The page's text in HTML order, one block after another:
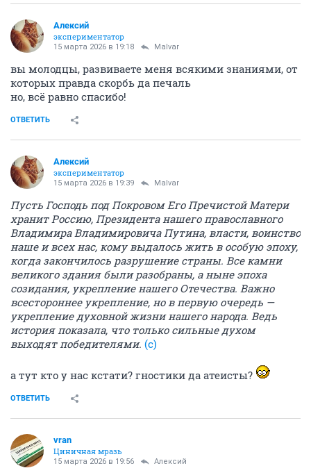
Алексий
экспериментатор
15 марта 2026 в 19:18 Malvar
вы молодцы, развиваете меня всякими знаниями, от
которых правда скорбь да печаль
но, всё равно спасибо!
ОТВЕТИТЬ
Алексий
экспериментатор
15 марта 2026 в 19:39 Malvar
Пусть Господь под Покровом Его Пречистой Матери
хранит Россию, Президента нашего православного
Владимира Владимировича Путина, власти, воинство
наше и всех нас, кому выдалось жить в особую эпоху,
когда закончилось разрушение страны. Все камни
великого здания были разобраны, а ныне эпоха
созидания, укрепление нашего Отечества. Важно
всестороннее укрепление, но в первую очередь —
укрепление духовной жизни нашего народа. Ведь
история показала, что только сильные духом
выходят победителями. (с)
а тут кто у нас кстати? гностики да атеисты?
ОТВЕТИТЬ
vran
Циничная мразь
15 марта 2026 в 19:56 Алексий